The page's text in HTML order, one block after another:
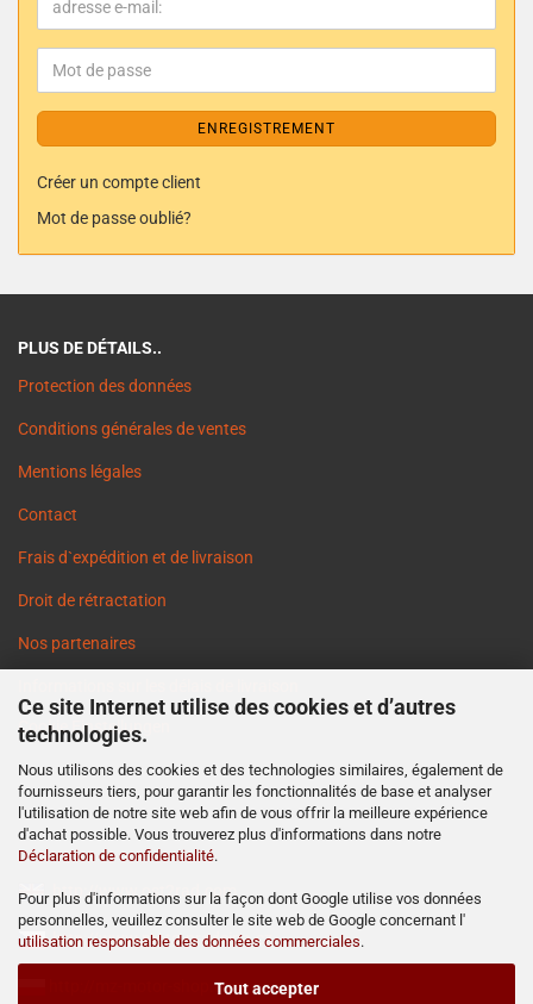
Ce site Internet utilise des cookies et d’autres
technologies.
Nous utilisons des cookies et des technologies similaires, également de
fournisseurs tiers, pour garantir les fonctionnalités de base et analyser
l'utilisation de notre site web afin de vous offrir la meilleure expérience
d'achat possible. Vous trouverez plus d'informations dans notre
Déclaration de confidentialité.
Pour plus d'informations sur la façon dont Google utilise vos données
personnelles, veuillez consulter le site web de Google concernant l'
utilisation responsable des données commerciales.
Tout accepter
ENREGISTREMENT
Créer un compte client
Mot de passe oublié?
PLUS DE DÉTAILS..
Protection des données
Conditions générales de ventes
Mentions légales
Contact
Frais d`expédition et de livraison
Droit de rétractation
Nos partenaires
Cookie Einstellungen
http://www.ost2rad.com
http://www.moto-prodejna.cz
http://mz-motor-shop.com